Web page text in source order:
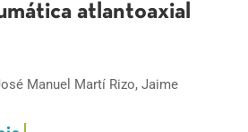
atlantoaxial
Manuel Martí Rizo, Jaime